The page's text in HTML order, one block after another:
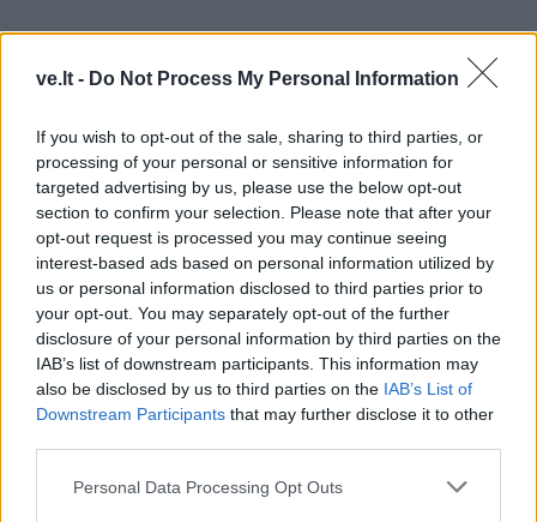
ve.lt - Do Not Process My Personal Information
If you wish to opt-out of the sale, sharing to third parties, or
processing of your personal or sensitive information for
targeted advertising by us, please use the below opt-out
section to confirm your selection. Please note that after your
opt-out request is processed you may continue seeing
interest-based ads based on personal information utilized by
us or personal information disclosed to third parties prior to
your opt-out. You may separately opt-out of the further
disclosure of your personal information by third parties on the
IAB’s list of downstream participants. This information may
also be disclosed by us to third parties on the IAB’s List of
Downstream Participants that may further disclose it to other
Personal Data Processing Opt Outs
TAIP PAT SKAITYKITE